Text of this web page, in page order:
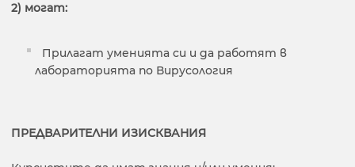
2) могат:
Прилагат уменията си и да работят в
лабораторията по Вирусология
ПРЕДВАРИТЕЛНИ ИЗИСКВАНИЯ